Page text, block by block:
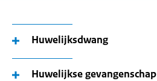
Huwelijksdwang
Huwelijkse gevangenschap